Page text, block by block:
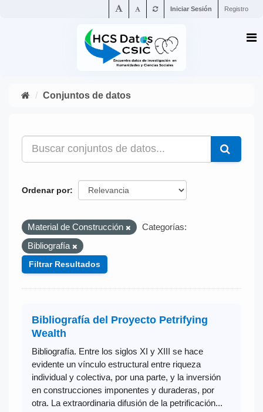
Iniciar Sesión Registro
Conjuntos de datos
Ordenar por
Material de Construcción
Categorías:
Bibliografía
Filtrar Resultados
Bibliografía del Proyecto Petrifying
Wealth
Bibliografía. Entre los siglos XI y XIII se hace
evidente un vínculo estructural entre riqueza
individual y colectiva, por una parte, y la inversión
en construcciones imponentes y duraderas, por
otra. La extraordinaria difusión de la petrificación...